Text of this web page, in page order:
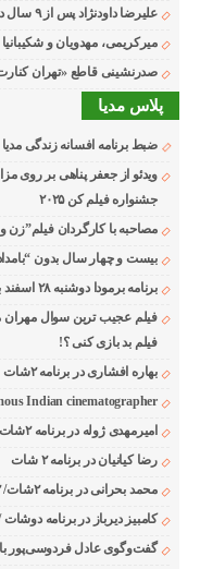
علیرضا داودنژاد پس از ۹ سال در تدارک «زوجه دیجیتال»
میرکریمی، مهدویان و
صدرنشینی قاطع «تهران کنارت» در گیشه هفته/
پلاس مدیا
ضبط برنامه افسانه زندگی
ویدئو از جعفر پناهی بر روی
جشنواره فیلم کن ۲۰۲۵
مصاحبه با کارگردان فیلم”زن و
بیست و چهار سال بدون
برنامه برمودا دوشنبه ۲۸ اسفند با حضور ایرج حسابی
فیلم عجیب ترین سوال مهران
فیلم بد بازی کنی ؟!
بهاره افشاری در برنامه ۲شات
Indian cinematographer
امیرمهدی ژوله در برنامه ۲شات
رضا کیانیان در برنامه ۲ شات
محمد بحرانی در برنامه ۲شات/ ۲شات فصل ۱ قسمت ۲
کامبیز دیرباز در برنامه دوشات / ۲ شات فصل ۱
گفت‌وگوی عادل فردوسی‌پور